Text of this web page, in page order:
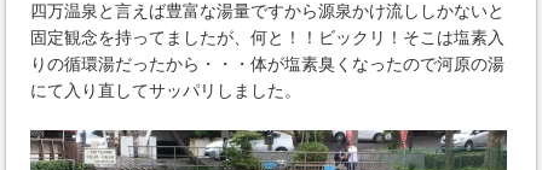
四万温泉と言えば豊富な湯量ですから源泉かけ流ししかないと
固定観念を持ってましたが、何と！！ビックリ！そこは塩素入
りの循環湯だったから・・・体が塩素臭くなったので河原の湯
にて入り直してサッパリしました。